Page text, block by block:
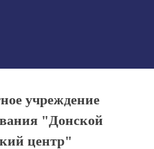
учреждение
"Донской
центр"